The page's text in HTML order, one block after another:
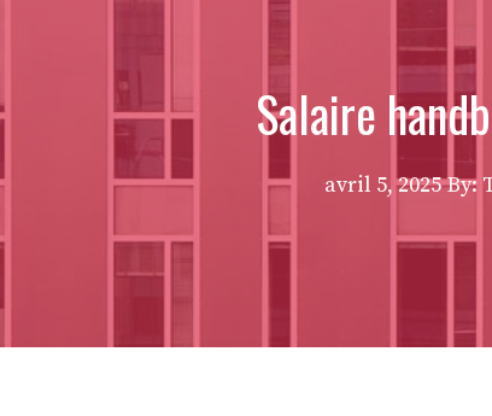
Salaire
avril 5, 2025 By: